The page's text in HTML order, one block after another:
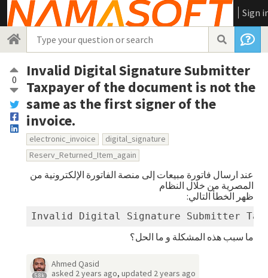
Sign
0
Invalid Digital Signature Submitter
Taxpayer of the document is not the
same as the first signer of the
invoice.
electronic_invoice
digital_signature
Reserv_Returned_Item_again
عند ارسال فاتورة مبيعات إلى منصة الفاتورة الإلكترونية من
المصرية من خلال النظام
ظهر الخطأ التالي:
Invalid Digital Signature Submitter
ما سبب هذه المشكلة و ما الحل؟
5.8k
Ahmed Qasid
asked 2 years ago, updated 2 years ago